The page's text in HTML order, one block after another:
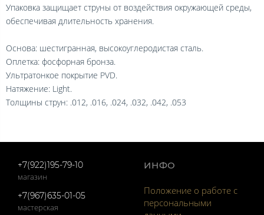
Упаковка защищает струны от воздействия окружающей среды,
обеспечивая длительность хранения.
Основа: шестигранная, высокоуглеродистая сталь.
Оплетка: фосфорная бронза.
Ультратонкое покрытие PVD.
Натяжение: Light.
Толщины струн: .012, .016, .024, .032, .042, .053
+7(922)195-79-10
магазин
+7(967)635-01-05
мастерская
ИНФО
Положение о работе с
персональными